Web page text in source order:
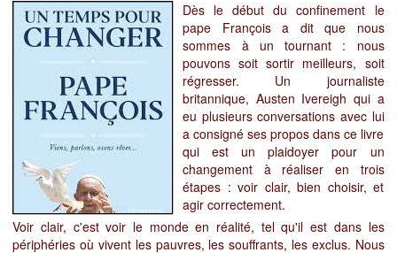
Dès le début du confinement le
pape François a dit que nous
sommes à un tournant : nous
pouvons soit sortir meilleurs, soit
régresser. Un journaliste
britannique, Austen Ivereigh qui a
eu plusieurs conversations avec lui
a consigné ses propos dans ce livre
qui est un plaidoyer pour un
changement à réaliser en trois
étapes : voir clair, bien choisir, et
agir correctement.
Voir clair, c'est voir le monde en réalité, tel qu'il est dans les
périphéries où vivent les pauvres, les souffrants, les exclus. Nous